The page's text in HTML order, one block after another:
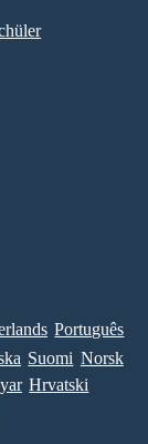
Português
Suomi Norsk
Hrvatski